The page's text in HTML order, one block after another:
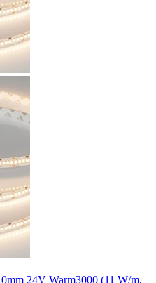
24V Warm3000 (11 W/m,